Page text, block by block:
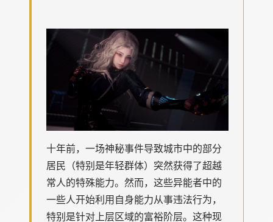
十年前，一场神秘事件导致城市中的部分
居民（特别是年轻群体）突然获得了超越
常人的特殊能力。然而，这些异能者中的
一些人开始利用自身能力从事违法行为，
特别是针对上层区域的富裕阶层。这种现